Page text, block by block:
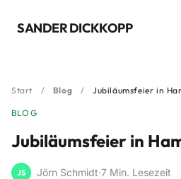
SANDER DICKKOPP
Start / Blog / Jubiläumsfeier in
BLOG
Jubiläumsfeier in
JS Jörn Schmidt·7 Min. Lesezeit